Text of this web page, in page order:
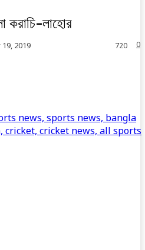
করাচি-লাহোর
2019 0
720